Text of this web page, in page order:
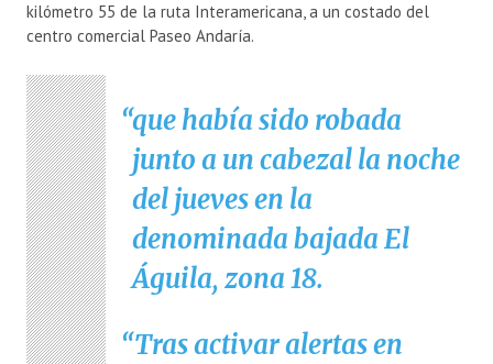
kilómetro 55 de la ruta Interamericana, a un costado del
centro comercial Paseo Andaría.
que había sido robada
junto a un cabezal la noche
del jueves en la
denominada bajada El
Águila, zona 18.
Tras activar alertas en